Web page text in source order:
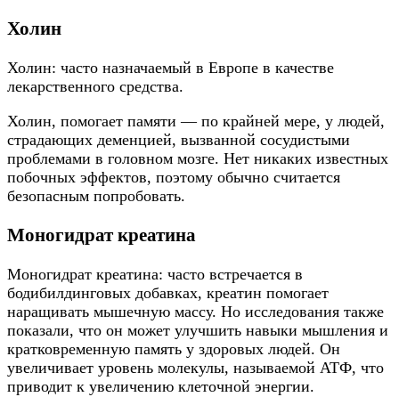
Холин
Холин: часто назначаемый в Европе в качестве
лекарственного средства.
Холин, помогает памяти — по крайней мере, у людей,
страдающих деменцией, вызванной сосудистыми
проблемами в головном мозге. Нет никаких известных
побочных эффектов, поэтому обычно считается
безопасным попробовать.
Моногидрат креатина
Моногидрат креатина: часто встречается в
бодибилдинговых добавках, креатин помогает
наращивать мышечную массу. Но исследования также
показали, что он может улучшить навыки мышления и
кратковременную память у здоровых людей. Он
увеличивает уровень молекулы, называемой АТФ, что
приводит к увеличению клеточной энергии.